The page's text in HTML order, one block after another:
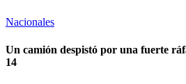
Nacionales
Un camión despistó por una fuerte
14